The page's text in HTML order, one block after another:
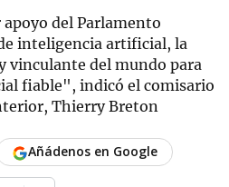
del Parlamento
inteligencia artificial, la
vinculante del mundo para
fiable", indicó el comisario
Thierry Breton
Añádenos en Google